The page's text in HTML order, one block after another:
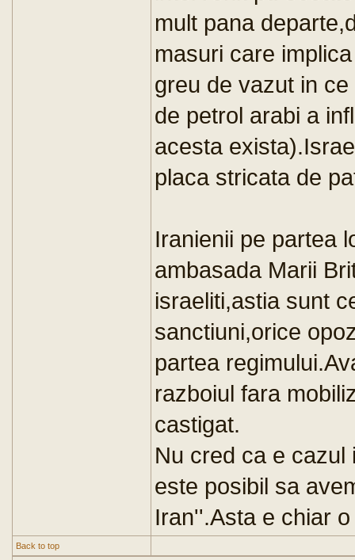
mult pana
masuri care
greu de vazut in
de petrol arabi a
acesta
placa stricata de
Iranienii pe partea
ambasada Marii
israeliti,astia sunt
sanctiuni,orice
partea
razboiul fara
castigat.
Nu cred ca e cazul
este posibil sa
Iran''.Asta e chiar
Back to top